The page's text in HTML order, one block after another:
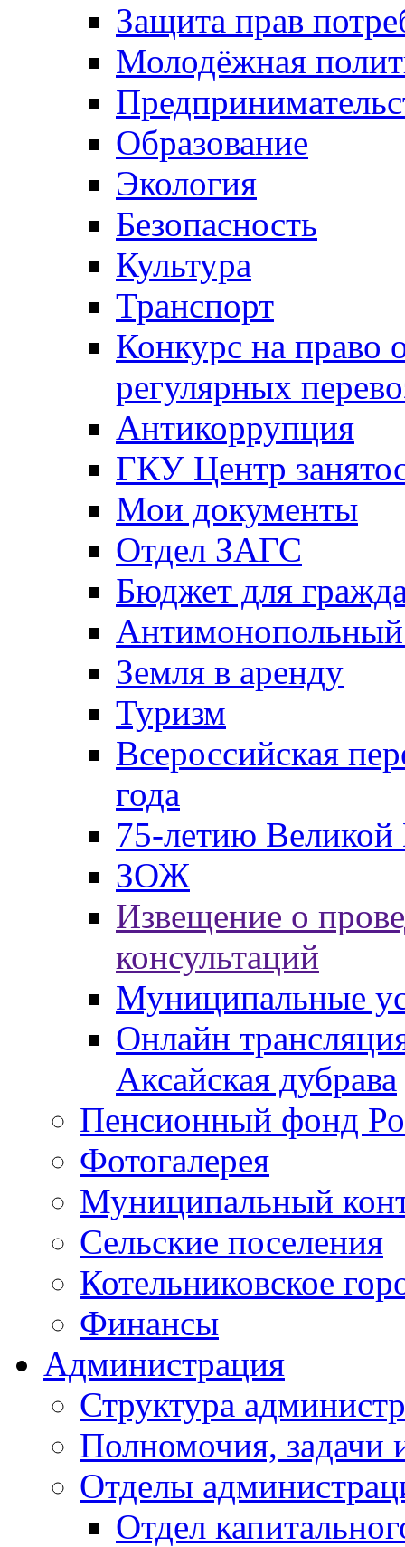
Защита прав
Молодёжная
Образование
Экология
Безопасность
Культура
Транспорт
Конкурс на право
регулярных
Антикоррупция
ГКУ Центр
Мои документы
Отдел ЗАГС
Бюджет для
Антимонопольный
Земля в аренду
Туризм
Всероссийская
года
75-летию
ЗОЖ
Извещение о
консультаций
Муниципальные
Онлайн
Аксайская дубрава
Пенсионный фонд
Фотогалерея
Муниципальный
Сельские поселения
Котельниковское
Финансы
Администрация
Структура
Полномочия, задачи
Отделы
Отдел